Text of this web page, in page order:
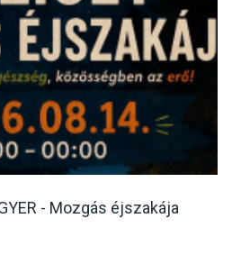
a Kacsakő
Színpadon
csillagles lesz
a Bodor
- Mozgás éjszakája